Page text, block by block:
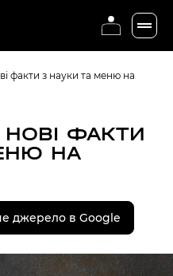
факти з науки та меню на
НОВІ ФАКТИ
НА
джерело в Google